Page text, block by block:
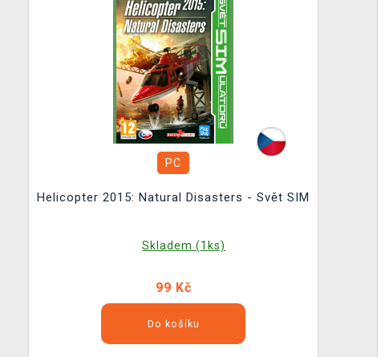
PC
Helicopter 2015: Natural Disasters - Svět SIM
Skladem (1ks)
99 Kč
Do košíku